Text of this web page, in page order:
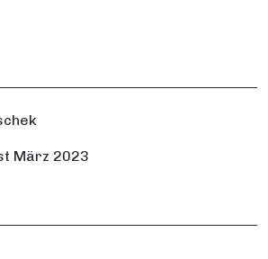
März 2023